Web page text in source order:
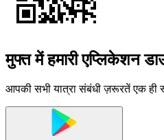
मुफ्त में हमारी एप्लिकेशन
आपकी सभी यात्रा संबंधी ज़रूरतें एक ही